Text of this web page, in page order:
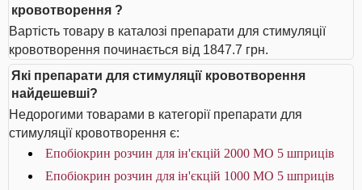
кровотворення ?
Вартість товару в каталозі препарати для стимуляції
кровотворення починається від 1847.7 грн.
Які препарати для стимуляції кровотворення
найдешевші?
Недорогими товарами в категорії препарати для
стимуляції кровотворення є:
Епобіокрин розчин для ін'єкцій 2000 МО 5 шприців
Епобіокрин розчин для ін'єкцій 1000 МО 5 шприців